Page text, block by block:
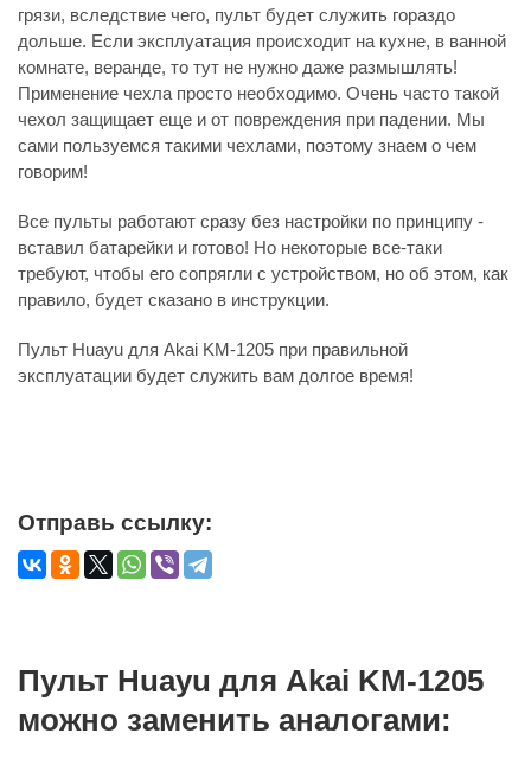
грязи, вследствие чего, пульт будет служить гораздо
дольше. Если эксплуатация происходит на кухне, в ванной
комнате, веранде, то тут не нужно даже размышлять!
Применение чехла просто необходимо. Очень часто такой
чехол защищает еще и от повреждения при падении. Мы
сами пользуемся такими чехлами, поэтому знаем о чем
говорим!
Все пульты работают сразу без настройки по принципу -
вставил батарейки и готово! Но некоторые все-таки
требуют, чтобы его сопрягли с устройством, но об этом, как
правило, будет сказано в инструкции.
Пульт Huayu для Akai KM-1205 при правильной
эксплуатации будет служить вам долгое время!
Отправь ссылку:
Пульт Huayu для Akai KM-1205
можно заменить аналогами: